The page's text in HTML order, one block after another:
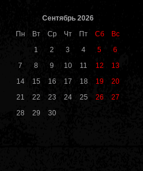
Сентябрь 2026
Пн
Вт Ср Чт Пт Сб
Вс
1
2 3 4 5
6
7
8 9 10 11 12
13
14
15 16 17 18 19
20
21
22 23 24 25 26
27
28
29 30